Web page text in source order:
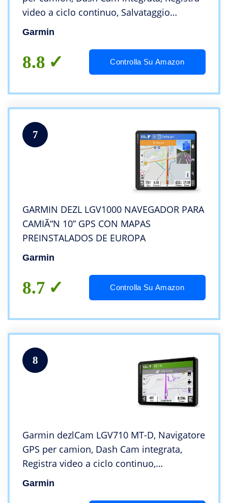
video a ciclo continuo, Salvataggio
automatico
Garmin
8.8 Controlla Su Amazon
7
GARMIN DEZL LGV1000 NAVEGADOR PARA
CAMIÃ“N 10” GPS CON MAPAS
PREINSTALADOS DE EUROPA
Garmin
8.7 Controlla Su Amazon
8
Garmin dezlCam LGV710 MT-D, Navigatore
GPS per camion, Dash Cam integrata,
Registra video a ciclo continuo,
Salvataggio automatico, Infotraffico DAB
Garmin